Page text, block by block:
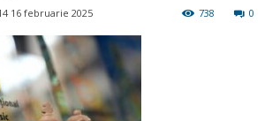
16 februarie 2025 0
738